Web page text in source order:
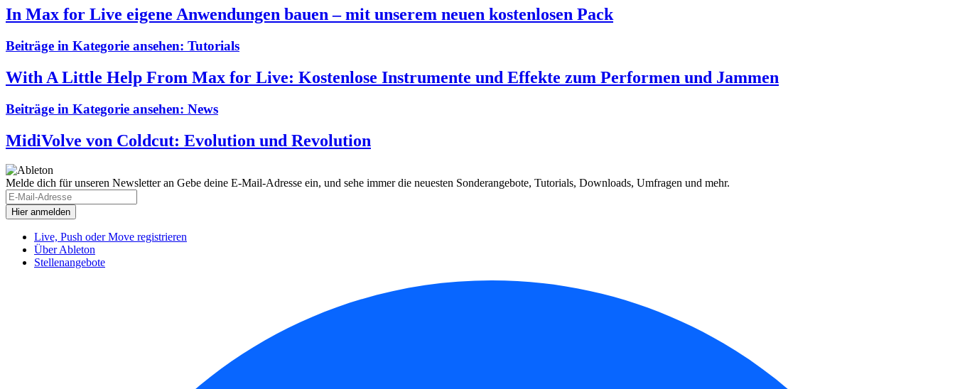
In Max for Live eigene Anwendungen bauen – mit unserem neuen kostenlosen Pack
Beiträge in Kategorie ansehen: Tutorials
With A Little Help From Max for Live: Kostenlose Instrumente und Effekte zum Performen und Jammen
Beiträge in Kategorie ansehen: News
MidiVolve von Coldcut: Evolution und Revolution
Melde dich für unseren Newsletter an Gebe deine E-Mail-Adresse ein, und sehe immer die neuesten Sonderangebote, Tutorials, Downloads, Umfragen und mehr.
Live, Push oder Move registrieren
Über Ableton
Stellenangebote